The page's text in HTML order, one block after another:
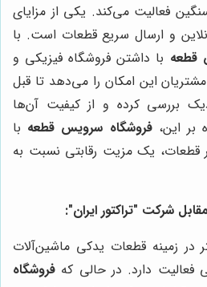
فعالیت می‌کند. یکی از مزایای
و ارسال سریع قطعات است. با
قطعه با داشتن فروشگاه فیزیکی و
این امکان را می‌دهد تا قبل
بررسی کرده و از کیفیت آن‌ها
بر این،فروشگاه سرویس قطعه با
قطعات، یک مزیت رقابتی نسبت به
شرکت "تراکتور ایران":
در زمینه قطعات یدکی ماشین‌آلات
فعالیت دارد. در حالی که فروشگاه